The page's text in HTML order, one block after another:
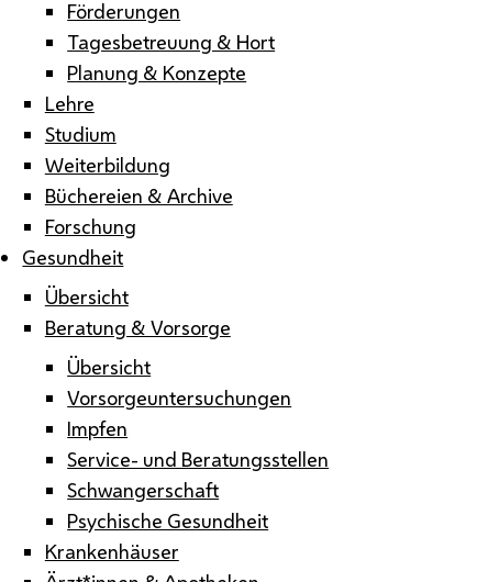
Förderungen
Tagesbetreuung & Hort
Planung & Konzepte
Lehre
Studium
Weiterbildung
Büchereien & Archive
Forschung
Gesundheit
Übersicht
Beratung & Vorsorge
Übersicht
Vorsorgeuntersuchungen
Impfen
Service- und Beratungsstellen
Schwangerschaft
Psychische Gesundheit
Krankenhäuser